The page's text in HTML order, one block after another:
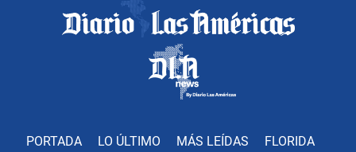
PORTADA LO ÚLTIMO MÁS LEÍDAS FLORIDA